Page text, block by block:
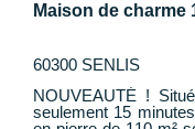
Maison de charme
60300 SENLIS
NOUVEAUTÉ !
seulement 15